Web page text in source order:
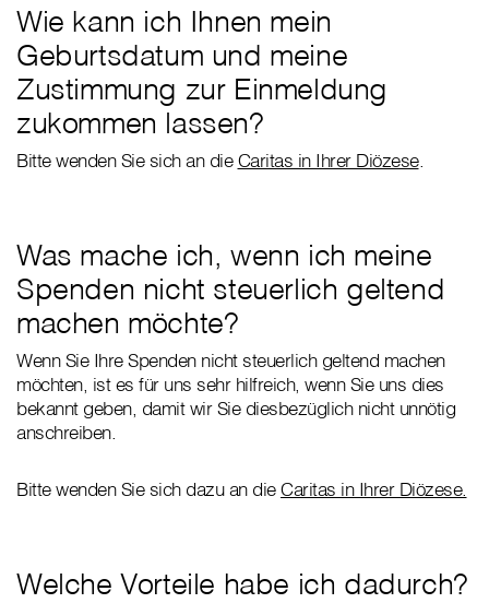
Wie kann ich Ihnen mein
Geburtsdatum und meine
Zustimmung zur Einmeldung
zukommen lassen?
Bitte wenden Sie sich an dieCaritas in Ihrer Diözese.
Was mache ich, wenn ich meine
Spenden nicht steuerlich geltend
machen möchte?
Wenn Sie Ihre Spenden nicht steuerlich geltend machen
möchten, ist es für uns sehr hilfreich, wenn Sie uns dies
bekannt geben, damit wir Sie diesbezüglich nicht unnötig
anschreiben.
Bitte wenden Sie sich dazu an dieCaritas in Ihrer Diözese.
Welche Vorteile habe ich dadurch?